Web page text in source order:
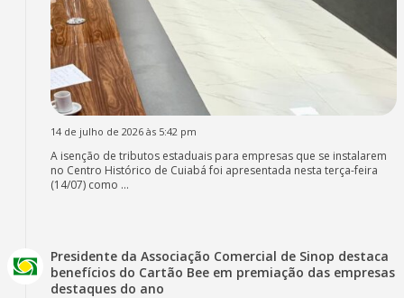
14 de julho de 2026 às 5:42 pm
A isenção de tributos estaduais para empresas que se instalarem
no Centro Histórico de Cuiabá foi apresentada nesta terça-feira
(14/07) como ...
Presidente da Associação Comercial de Sinop destaca
benefícios do Cartão Bee em premiação das empresas
destaques do ano